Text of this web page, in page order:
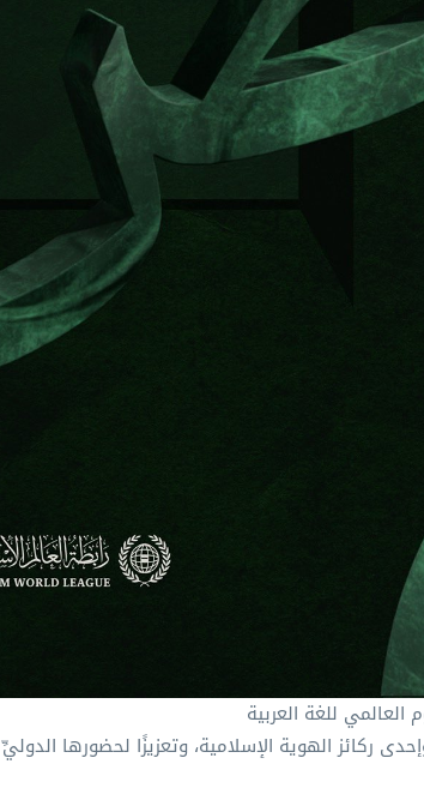
العالمي للغة العربية‬⁩
وإحدى ركائز الهوية الإسلامية، وتعزيزًا لحضورها